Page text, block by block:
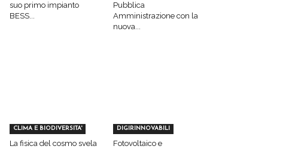
suo primo impianto
BESS...
Pubblica
Amministrazione con la
nuova...
CLIMA E BIODIVERSITA'
La fisica del cosmo svela
DIGIRINNOVABILI
Fotovoltaico e